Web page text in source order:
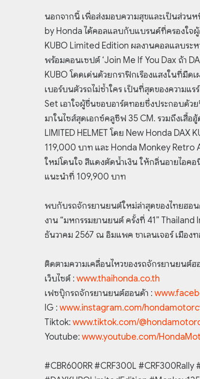
นอกจากนี้ เพื่อส่งมอบความสุขและเป็นส่วน
by Honda ได้คอลแลบกับแบรนด์ที่ครองใ
KUBO Limited Edition ผลงานคอลแลบระ
พร้อมคอนเซปต์ ‘Join Me If You Dax ถ้า
KUBO โดดเด่นด้วยกราฟิกเรืองแสงในที่มืด
เบอร์บนตัวรถไม่ซ้ำใคร เป็นที่สุดของความ
Set เอาใจผู้ชื่นชอบอาร์ตทอยซึ่งประกอบด้ว
มาในไซส์สุดเอกซ์คลูซีฟ 35 CM. รวมถึงเสื้อ
LIMITED HELMET โดย New Honda DAX
119,000 บาท และ Honda Monkey Retro
ใหม่โดนใจ สีแดงตัดน้ำเงิน ให้กลิ่นอายไอค
แนะนำที่ 109,900 บาท
พบกับรถจักรยานยนต์ใหม่ล่าสุดของไทยฮอ
งาน “มหกรรมยานยนต์ ครั้งที่ 41”
ธันวาคม 2567 ณ อิมแพค ชาเลนเจอร์ เมือง
ติดตามความเคลื่อนไหวของรถจักรยานยนต์ฮ
เว็บไซต์ : www.thaihonda.co.th
เฟซบุ๊กรถจักรยานยนต์ฮอนด้า :
IG : www.instagram.com/
Tiktok: www.tiktok.com/
Youtube: www.youtube.com/
#CBR600RR #CRF300L #CRF300Rally